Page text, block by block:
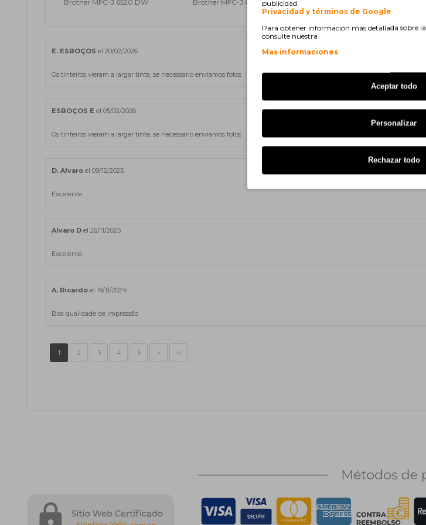
Brother MFC-J 6520 DW Brother MFC-J 6720 DW
E. ESBOÇOS el 20/02/2026
Os tinteiros vieram a largar tinta, se necessario enviamos fotos
ESBOÇOS E el 05/02/2026
Os tinteiros vieram a largar tinta, se necessario enviamos fotos
D. Alvaro el 09/12/2025
Excelente
Alvaro D el 26/11/2025
Excelente
A. Ricardo el 19/11/2024
Boa qualidade de impressão
1 2 3 4 5 > >|
publicidad.
Privacidad y términos de Google
Para obtener información más detallada sobre
consulte nuestra
Mas informaciones
Aceptar todo
Personalizar
Rechazar todo